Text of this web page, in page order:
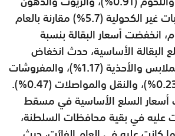
(1.85%)، والمشروبات غير الكحولية (5.7%) مقارنة بالعام
انخفضت أسعار البقالة بنسبة
البقالة الأساسية، حدث انخفاض
طفيف في أسعار الملابس والأحذية (1.17%)، والمفروشات
والأجهزة المنزلية (0.23%)، والنقل والمواصلات (0.47%).
أسعار السلع الأساسية في مسقط
عليه في بقية محافظات السلطنة،